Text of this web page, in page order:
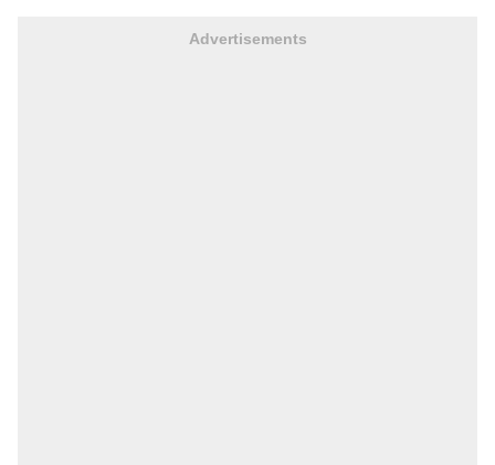
Advertisements